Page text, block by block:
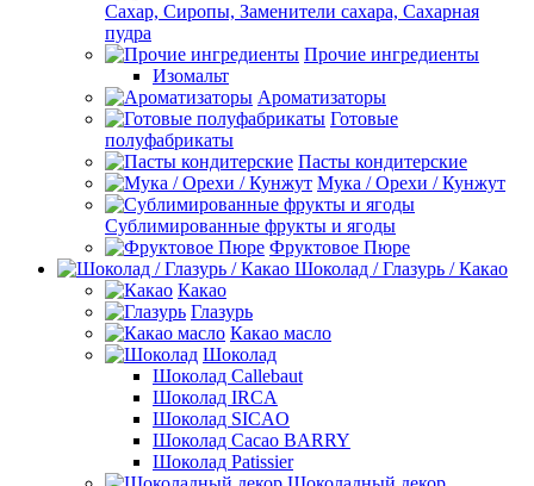
Сахар, Сиропы, Заменители сахара, Сахарная
пудра
Прочие ингредиенты
Изомальт
Ароматизаторы
Готовые
полуфабрикаты
Пасты кондитерские
Мука / Орехи / Кунжут
Сублимированные фрукты и ягоды
Фруктовое Пюре
Шоколад / Глазурь / Какао
Какао
Глазурь
Какао масло
Шоколад
Шоколад Callebaut
Шоколад IRCA
Шоколад SICAO
Шоколад Cacao BARRY
Шоколад Patissier